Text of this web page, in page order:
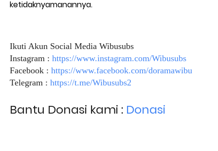
ketidaknyamanannya.
Ikuti Akun Social Media Wibusubs
Instagram : https://www.instagram.com/Wibusubs
Facebook : https://www.facebook.com/doramawibu
Telegram : https://t.me/Wibusubs2
Bantu Donasi kami : Donasi